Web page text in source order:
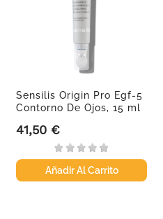
Sensilis Origin Pro Egf-5
Contorno De Ojos, 15 ml
Precio
41,50 €
Añadir Al Carrito